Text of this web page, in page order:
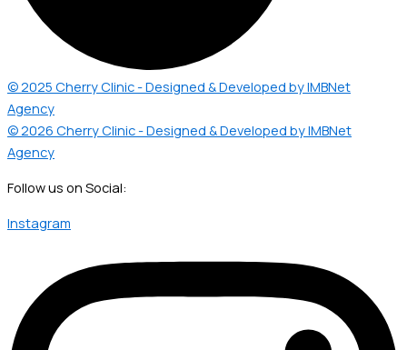
© 2025 Cherry Clinic - Designed & Developed by IMBNet
Agency
© 2026 Cherry Clinic - Designed & Developed by IMBNet
Agency
Follow us on Social:
Instagram